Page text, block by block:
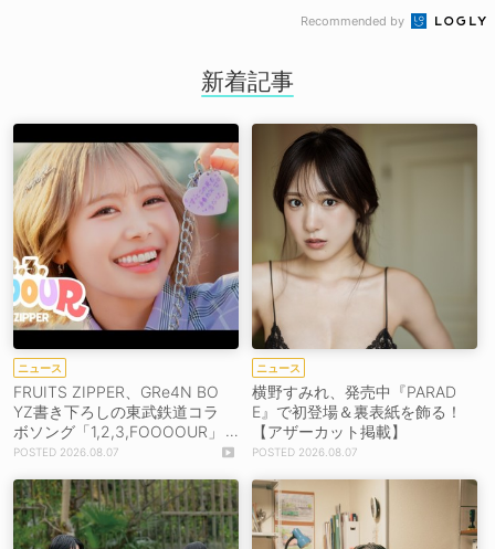
Recommended by
新着記事
ニュース
FRUITS ZIPPER、GRe4N BO
YZ書き下ろしの東武鉄道コラ
ボソング「1,2,3,FOOOOUR」
をリリース＆MV公開！
2026.08.07
ニュース
横野すみれ、発売中『PARAD
E』で初登場＆裏表紙を飾る！
【アザーカット掲載】
2026.08.07